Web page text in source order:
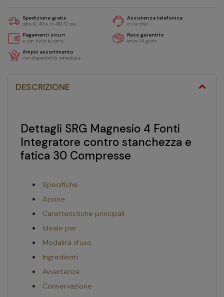
Spedizione gratis
oltre € 49 e in 48/72 ore
Assistenza telefonica
o via chat
Pagamenti sicuri
e con tutte le carte
Reso garantito
entro 14 giorni
Ampio assortimento
con disponibilità immediata
DESCRIZIONE
Dettagli SRG Magnesio 4 Fonti
Integratore contro stanchezza e
fatica 30 Compresse
Specifiche
Azione
Caratteristiche principali
Ideale per
Modalità d’uso
Ingredienti
Avvertenze
Conservazione